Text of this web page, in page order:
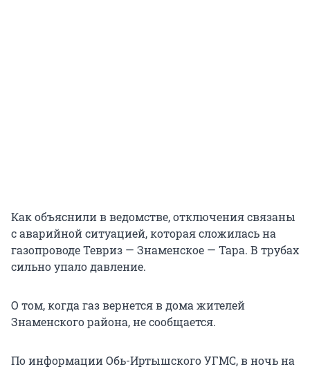
Как объяснили в ведомстве, отключения связаны
с аварийной ситуацией, которая сложилась на
газопроводе Тевриз — Знаменское — Тара. В трубах
сильно упало давление.
О том, когда газ вернется в дома жителей
Знаменского района, не сообщается.
По информации Обь-Иртышского УГМС, в ночь на